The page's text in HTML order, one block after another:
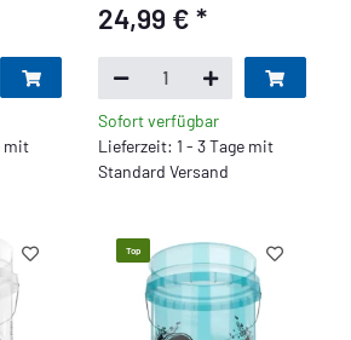
mit
und GritGuard
24,99 € *
Sofort verfügbar
Lieferzeit: 1 - 3 Tage mit
Standard Versand
Top